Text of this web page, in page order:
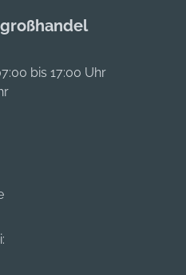
bis 17:00 Uhr